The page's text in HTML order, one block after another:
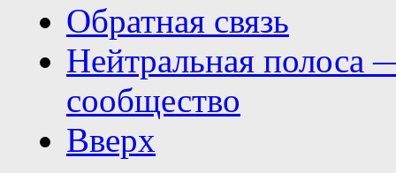
Обратная связь
Нейтральная полоса
сообщество
Вверх